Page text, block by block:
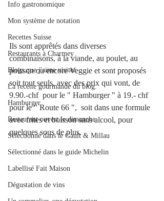
Info gastronomique
Mon système de notation
Recettes Suisse
Restaurants à Charmey
Blogs que j'aime visiter
La recette gourmande du blog.
Hamburger
Restaurant ouvert le dimanche
Sélectionné dans le Gault & Millau
Sélectionné dans le guide Michelin
Labellisé Fait Maison
Dégustation de vins
Ils sont apprêtés dans diverses
combinaisons, à la viande, au poulet, au
poisson ou encore Veggie et sont proposés
soit tout seuls, avec des prix qui vont, de
9.90.-chf  pour le " Hamburger " à 19.- chf
pour le " Route 66 ",  soit dans une formule
avec frites et boisson sans alcool, pour
quelques sous de plus.